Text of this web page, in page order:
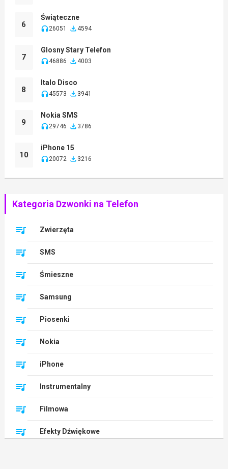
6
Świąteczne
26051 4594
7
Glosny Stary Telefon
46886 4003
8
Italo Disco
45573 3941
9
Nokia SMS
29746 3786
10
iPhone 15
20072 3216
Kategoria Dzwonki na Telefon
Zwierzęta
SMS
Śmieszne
Samsung
Piosenki
Nokia
iPhone
Instrumentalny
Filmowa
Efekty Dźwiękowe